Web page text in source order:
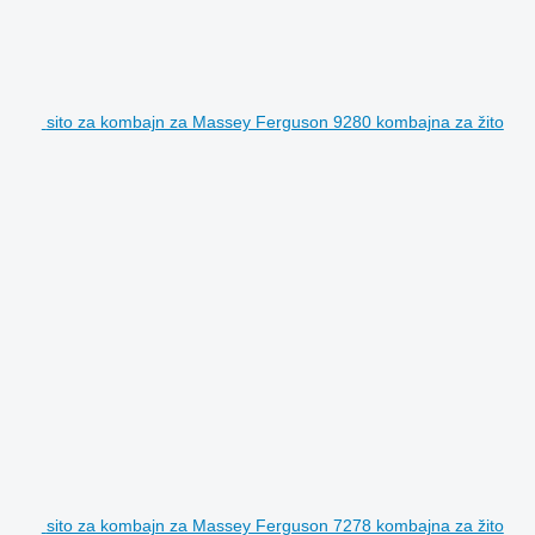
sito za kombajn za Massey Ferguson 9280 kombajna za žito
sito za kombajn za Massey Ferguson 7278 kombajna za žito